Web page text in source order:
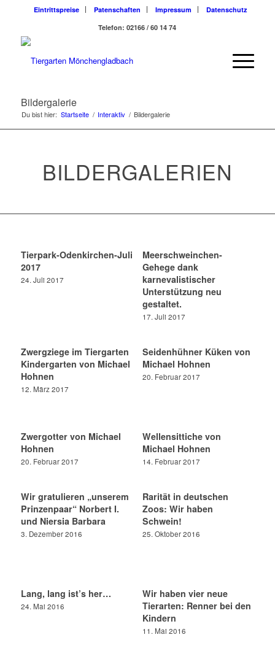
Eintrittspreise Patenschaften Impressum
Datenschutz
Telefon: 02166 / 60 14 74
Bildergalerie
Du bist hier: Startseite / Interaktiv / Bildergalerie
BILDERGALERIEN
Tierpark-Odenkirchen-Juli
2017
24. Juli 2017
Meerschweinchen-
Gehege dank
karnevalistischer
Unterstützung neu
gestaltet.
17. Juli 2017
Zwergziege im Tiergarten
Kindergarten von Michael
Hohnen
12. März 2017
Seidenhühner Küken von
Michael Hohnen
20. Februar 2017
Zwergotter von Michael
Hohnen
20. Februar 2017
Wellensittiche von
Michael Hohnen
14. Februar 2017
Wir gratulieren „unserem
Prinzenpaar“ Norbert I.
und Niersia Barbara
3. Dezember 2016
Rarität in deutschen
Zoos: Wir haben
Schwein!
25. Oktober 2016
Lang, lang ist’s her…
24. Mai 2016
Wir haben vier neue
Tierarten: Renner bei den
Kindern
11. Mai 2016